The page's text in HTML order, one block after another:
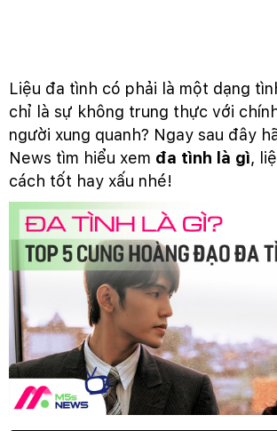
Liệu đa tình có phải là một dạng
chỉ là sự không trung thực với
người xung quanh? Ngay sau đây
News tìm hiểu xem đa tình là gì,
cách tốt hay xấu nhé!